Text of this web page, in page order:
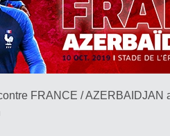
FRANCE / AZERBAIDJAN